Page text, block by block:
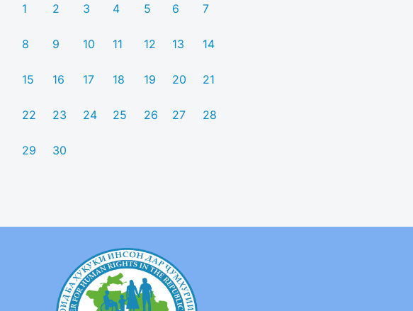
1
2 3 4 5 6 7
8 9 10 11 12 13 14
15 16 17 18 19 20 21
22 23 24 25 26 27 28
29 30